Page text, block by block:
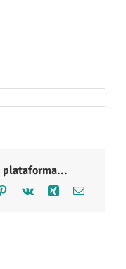
plataforma...
Pinterest
Vk Xing Correo